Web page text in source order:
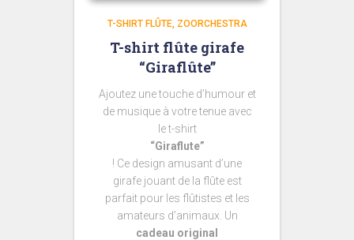
T-SHIRT FLÛTE ZOORCHESTRA
T-shirt flûte girafe
“Giraflûte”
Ajoutez une touche d’humour et
de musique à votre tenue avec
le t-shirt
“Giraflute”
! Ce design amusant d’une
girafe jouant de la flûte est
parfait pour les flûtistes et les
amateurs d’animaux. Un
cadeau original